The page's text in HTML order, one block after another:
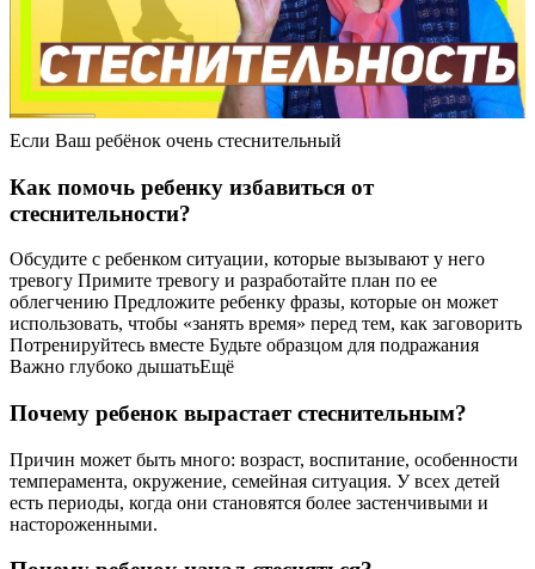
Если Ваш ребёнок очень стеснительный
Как помочь ребенку избавиться от
стеснительности?
Обсудите с ребенком ситуации, которые вызывают у него
тревогу Примите тревогу и разработайте план по ее
облегчению Предложите ребенку фразы, которые он может
использовать, чтобы «занять время» перед тем, как заговорить
Потренируйтесь вместе Будьте образцом для подражания
Важно глубоко дышатьЕщё
Почему ребенок вырастает стеснительным?
Причин может быть много: возраст, воспитание, особенности
темперамента, окружение, семейная ситуация. У всех детей
есть периоды, когда они становятся более застенчивыми и
настороженными.